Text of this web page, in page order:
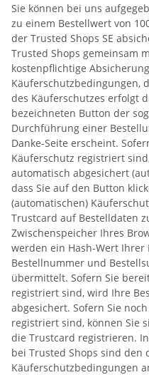
Sie können bei uns
zu einem Bestellwert von
der Trusted Shops SE
Trusted Shops gemeinsam
kostenpflichtige
Käuferschutzbedingungen,
des Käuferschutzes erfolgt
bezeichneten Button der
Durchführung einer
Danke-Seite erscheint.
Käuferschutz registriert
automatisch abgesichert
dass Sie auf den Button
(automatischen)
Trustcard auf Bestelldaten
Zwischenspeicher Ihres
werden ein Hash-Wert Ihrer
Bestellnummer und
übermittelt. Sofern Sie
registriert sind, wird Ihre
abgesichert. Sofern Sie
registriert sind, können Sie
die Trustcard registrieren.
bei Trusted Shops sind den
Käuferschutzbedingungen